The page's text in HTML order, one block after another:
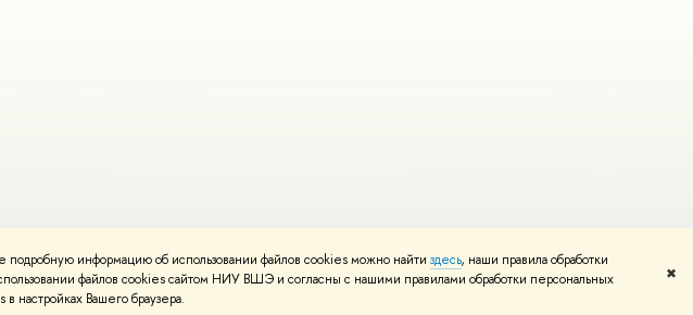
информацию об использовании файлов cookies можно найти здесь, наши правила обработки
файлов cookies сайтом НИУ ВШЭ и согласны с нашими правилами обработки персональных
настройках Вашего браузера.
✖
Редактору
Политика конфиденциальности Карта сайта